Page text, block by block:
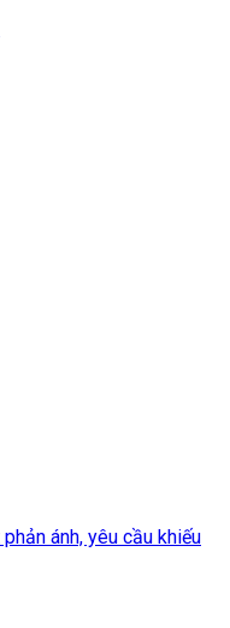
ánh, yêu cầu khiếu